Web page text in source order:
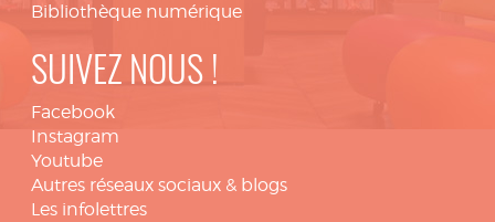
Bibliothèque numérique
SUIVEZ NOUS !
Facebook
Instagram
Youtube
Autres réseaux sociaux & blogs
Les infolettres